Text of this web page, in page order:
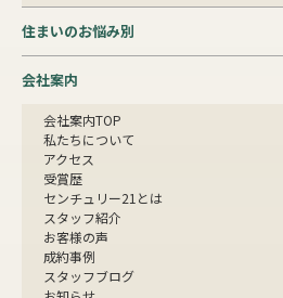
住まいのお悩み別
会社案内
会社案内TOP
私たちについて
アクセス
受賞歴
センチュリー21とは
スタッフ紹介
お客様の声
成約事例
スタッフブログ